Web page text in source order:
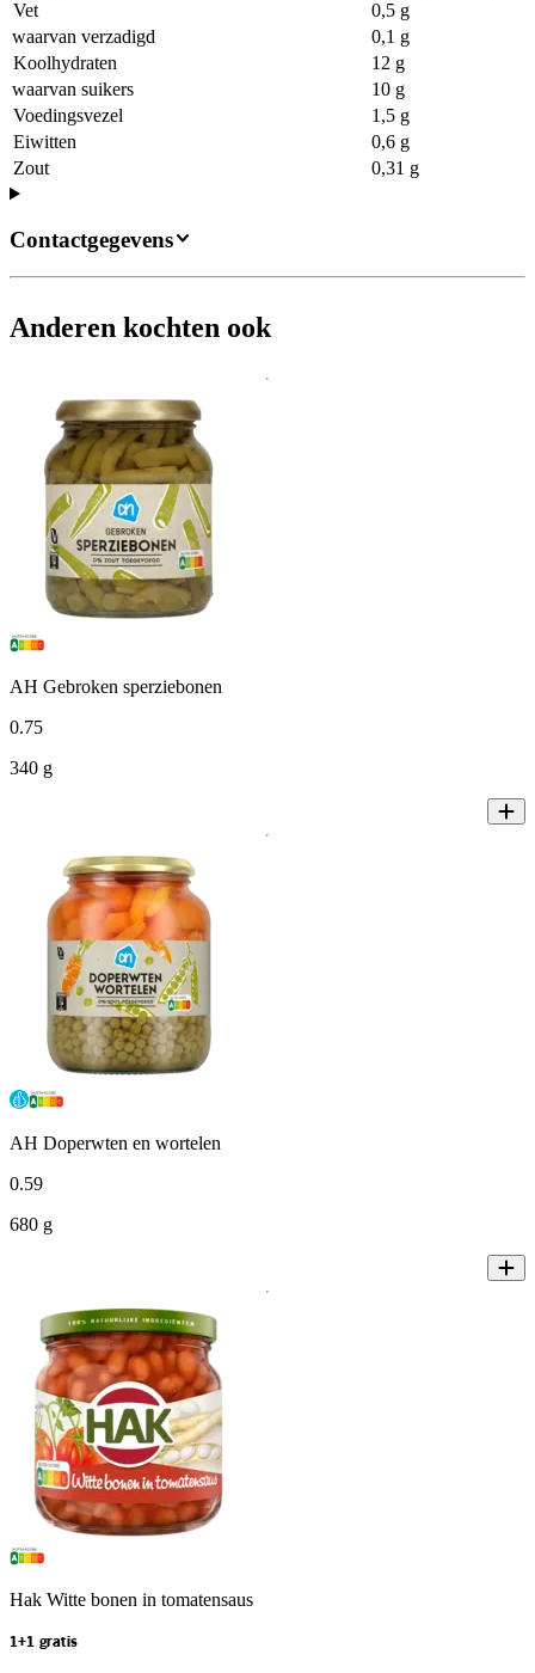
Vet
0,5 g
waarvan verzadigd
0,1 g
Koolhydraten
12 g
waarvan suikers
10 g
Voedingsvezel
1,5 g
Eiwitten
0,6 g
Zout
0,31 g
Contactgegevens
Anderen kochten ook
AH Gebroken sperziebonen
0.75
340 g
AH Doperwten en wortelen
0.59
680 g
Hak Witte bonen in tomatensaus
1+1 gratis